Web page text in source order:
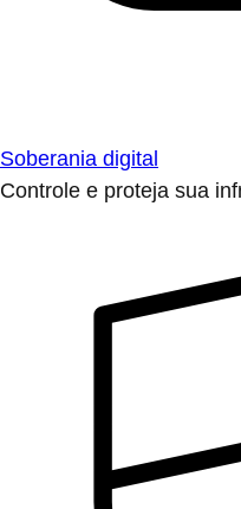
Soberania digital
Controle e proteja sua